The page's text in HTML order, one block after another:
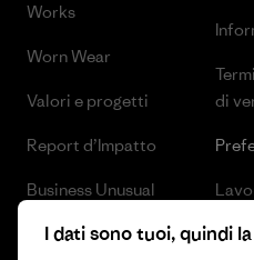
Works
Worn Wear
Valori e progetti
Report d’Impatto
Business Unusual
Obiettivi climatici
di
I dati sono tuoi, quindi